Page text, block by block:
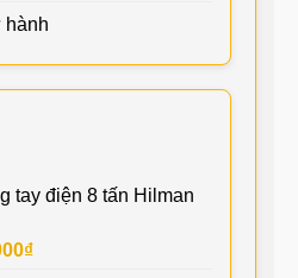
hành
tay điện 8 tấn Hilman
₫